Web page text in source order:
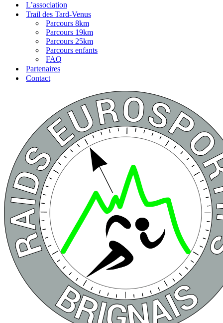
L’association
Trail des Tard-Venus
Parcours 8km
Parcours 19km
Parcours 25km
Parcours enfants
FAQ
Partenaires
Contact